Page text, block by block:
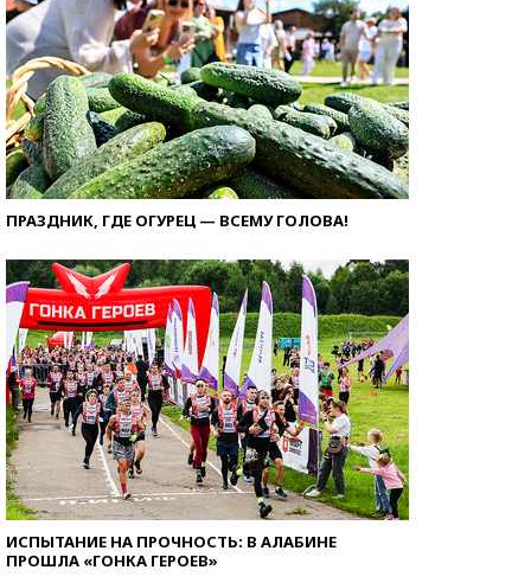
ПРАЗДНИК, ГДЕ ОГУРЕЦ — ВСЕМУ ГОЛОВА!
ИСПЫТАНИЕ НА ПРОЧНОСТЬ: В АЛАБИНЕ
ПРОШЛА «ГОНКА ГЕРОЕВ»